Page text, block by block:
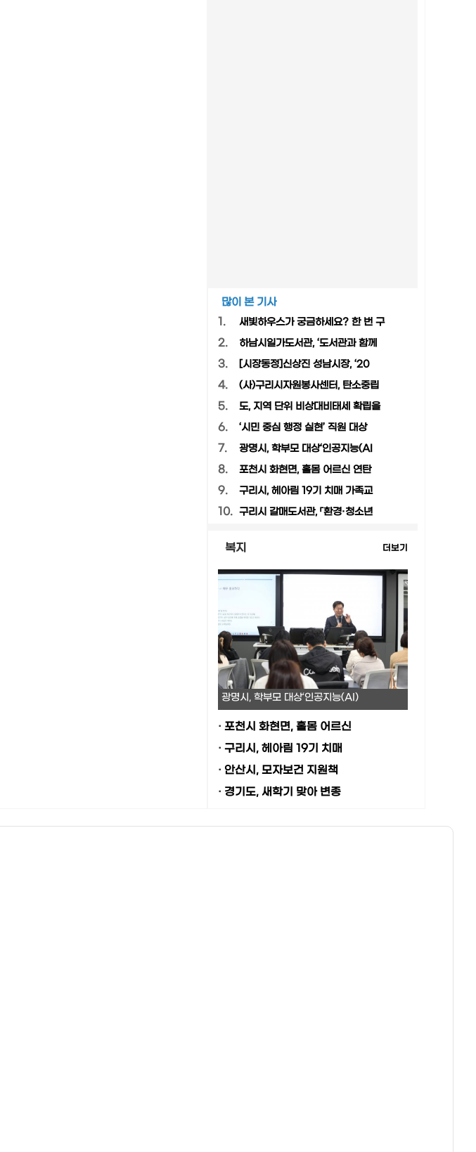
많이 본 기사
1.
새빛하우스가 궁금하세요? 한 번 구
2. 하남시일가도서관, ‘도서관과 함께
3. [시장동정]신상진 성남시장, ‘20
4. (사)구리시자원봉사센터, 탄소중립
5. 도, 지역 단위 비상대비태세 확립을
6. ‘시민 중심 행정 실현’ 직원 대상
7. 광명시, 학부모 대상‘인공지능(AI
8. 포천시 화현면, 홀몸 어르신 연탄
9. 구리시, 헤아림 19기 치매 가족교
10. 구리시 갈매도서관, 「환경·청소년
복지 더보기
광명시, 학부모 대상‘인공지능(AI)
· 포천시 화현면, 홀몸 어르신
· 구리시, 헤아림 19기 치매
· 안산시, 모자보건 지원책
· 경기도, 새학기 맞아 변종